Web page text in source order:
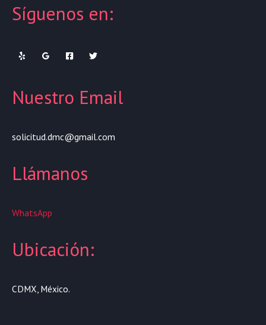
Síguenos en:
Nuestro Email
solicitud.dmc@gmail.com
Llámanos
WhatsApp
Ubicación:
CDMX, México.